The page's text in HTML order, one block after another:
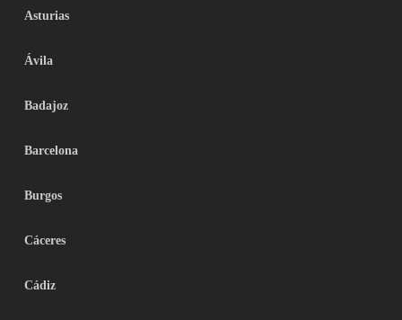
Asturias
Ávila
Badajoz
Barcelona
Burgos
Cáceres
Cádiz